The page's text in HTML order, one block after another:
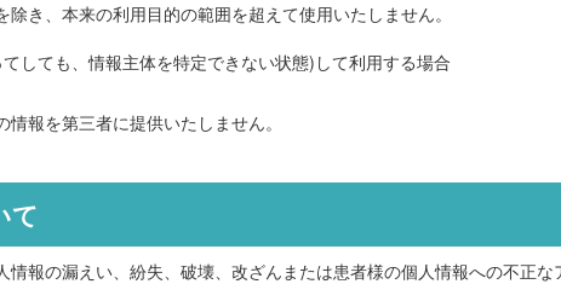
き、本来の利用目的の範囲を超えて使用いたしません。
しても、情報主体を特定できない状態)して利用する場合
報を第三者に提供いたしません。
て
報の漏えい、紛失、破壊、改ざんまたは患者様の個人情報への不正